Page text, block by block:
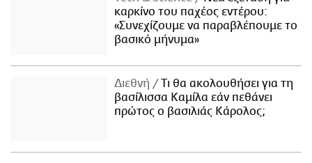
καρκίνο του παχέος εντέρου:
«Συνεχίζουμε να παραβλέπουμε το
βασικό μήνυμα»
Διεθνή
Τι θα ακολουθήσει για τη
βασίλισσα Καμίλα εάν πεθάνει
πρώτος ο βασιλιάς Κάρολος;